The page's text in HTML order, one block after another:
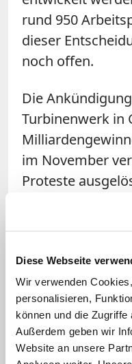
Diese Webseite
Wir verwenden
personalisieren,
können und die
Außerdem geben wir
Website an unsere
rund 950
dieser
noch offen.
Die
Turbinenwerk in
im November
Proteste
Lösungen zu